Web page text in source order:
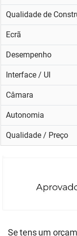
Qualidade de
Ecrã
Desempenho
Interface / UI
Câmara
Autonomia
Qualidade / Preço
Se tens um